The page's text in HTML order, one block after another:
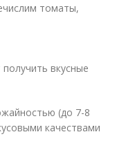
томаты,
вкусные
(до 7-8
качествами